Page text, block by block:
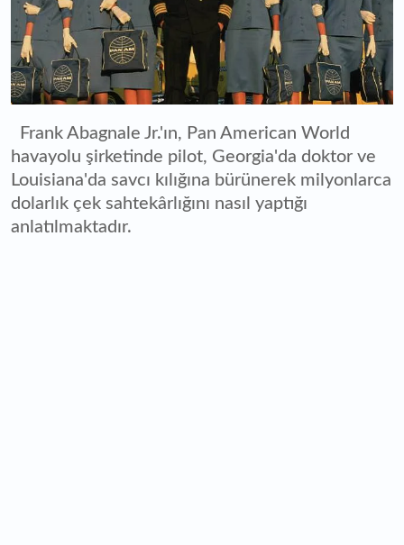
Frank Abagnale Jr.'ın, Pan American World
havayolu şirketinde pilot, Georgia'da doktor ve
Louisiana'da savcı kılığına bürünerek milyonlarca
dolarlık çek sahtekârlığını nasıl yaptığı
anlatılmaktadır.